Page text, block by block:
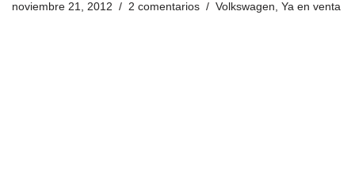
noviembre 21, 2012 2 comentarios Volkswagen, Ya en venta